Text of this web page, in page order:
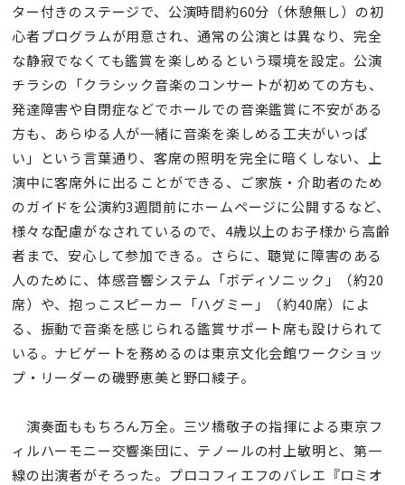
ター付きのステージで、公演時間約60分（休憩無し）の初
心者プログラムが用意され、通常の公演とは異なり、完全
な静寂でなくても鑑賞を楽しめるという環境を設定。公演
チラシの「クラシック音楽のコンサートが初めての方も、
発達障害や自閉症などでホールでの音楽鑑賞に不安がある
方も、あらゆる人が一緒に音楽を楽しめる工夫がいっぱ
い」という言葉通り、客席の照明を完全に暗くしない、上
演中に客席外に出ることができる、ご家族・介助者のため
のガイドを公演約3週間前にホームページに公開するなど、
様々な配慮がなされているので、4歳以上のお子様から高齢
者まで、安心して参加できる。さらに、聴覚に障害のある
人のために、体感音響システム「ボディソニック」（約20
席）や、抱っこスピーカー「ハグミー」（約40席）によ
る、振動で音楽を感じられる鑑賞サポート席も設けられて
いる。ナビゲートを務めるのは東京文化会館ワークショッ
プ・リーダーの磯野恵美と野口綾子。
演奏面ももちろん万全。三ツ橋敬子の指揮による東京フ
ィルハーモニー交響楽団に、テノールの村上敏明と、第一
線の出演者がそろった。プロコフィエフのバレエ『ロミオ